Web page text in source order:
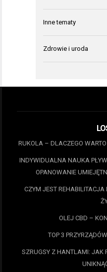
Inne tematy
Zdrowie i uroda
RUKOLA – DLACZEGO
INDYWIDUALNA NAUKA
OPANOWANIE
CZYM JEST
OLEJ CBD –
TOP 3
SZRUGSY Z HANTLAMI: JAK